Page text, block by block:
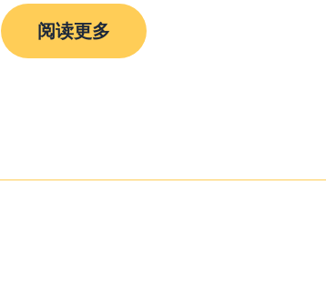
分
0
&sol;
阅读更多